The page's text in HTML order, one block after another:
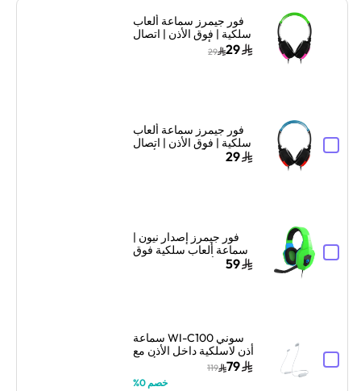
فور جيمرز سماعة ألعاب
سلكية | فوق الأذن | اتصال
سلكي | أخضر نيون/وردي
29
29
فور جيمرز سماعة ألعاب
سلكية | فوق الأذن | اتصال
سلكي | أزرق نيون/أحمر
29
فور جيمرز إصدار نيون |
سماعة ألعاب سلكية فوق
59
سوني WI-C100 سماعة
أذن لاسلكية داخل الأذن مع
ميكروفون – أبيض
79
119
خصم 0%